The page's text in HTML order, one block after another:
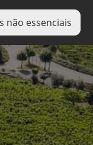
não essenciais